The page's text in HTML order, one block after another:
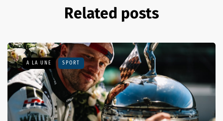
Related posts
A LA UNE SPORT